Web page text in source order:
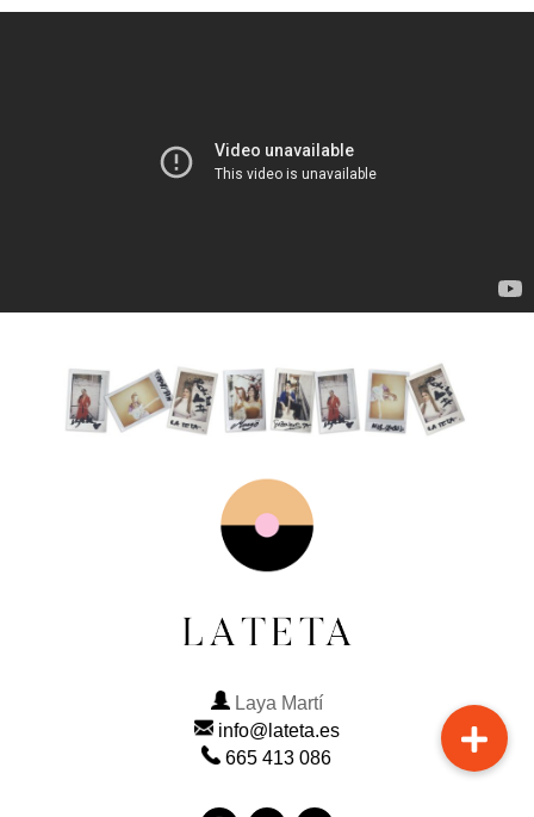
Laya Martí
info@lateta.es
665 413 086